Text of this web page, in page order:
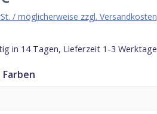
/ möglicherweise zzgl. Versandkosten
in 14 Tagen, Lieferzeit 1-3 Werktage
auswählen